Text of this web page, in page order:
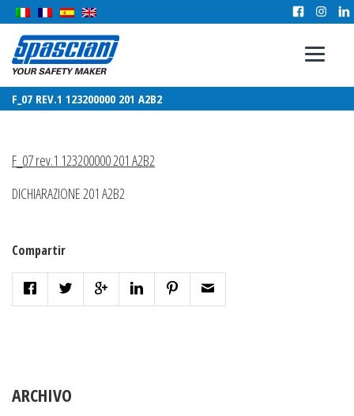
F_07 REV.1 123200000 201 A2B2
F_07 rev.1 123200000 201 A2B2
DICHIARAZIONE 201 A2B2
Compartir
ARCHIVO